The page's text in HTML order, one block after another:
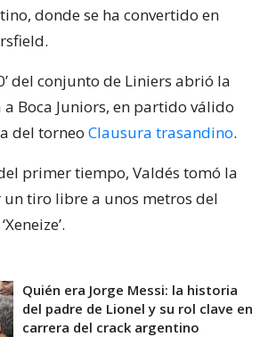
donde se ha convertido en
del conjunto de Liniers abrió la
Boca Juniors, en partido válido
del torneo Clausura trasandino.
primer tiempo, Valdés tomó la
tiro libre a unos metros del
Quién era Jorge Messi: la historia
del padre de Lionel y su rol clave en
carrera del crack argentino